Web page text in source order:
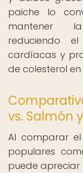
paiche lo
mantener
reduciendo
cardíacas y
de colesterol
vs. Salmón
Al comparar
populares
puede